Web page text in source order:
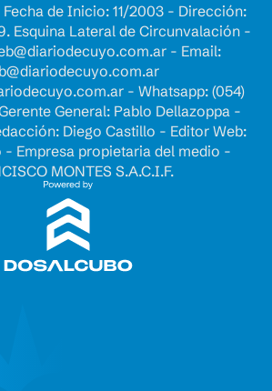
de Inicio: 11/2003 - Dirección:
Esquina Lateral de Circunvalación -
- Email:
- Whatsapp: (054)
General: Pablo Dellazoppa -
Diego Castillo - Editor Web:
- Empresa propietaria del medio -
MONTES S.A.C.I.F.